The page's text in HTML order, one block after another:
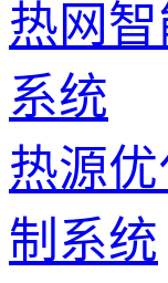
热网
系统
热源
制系统